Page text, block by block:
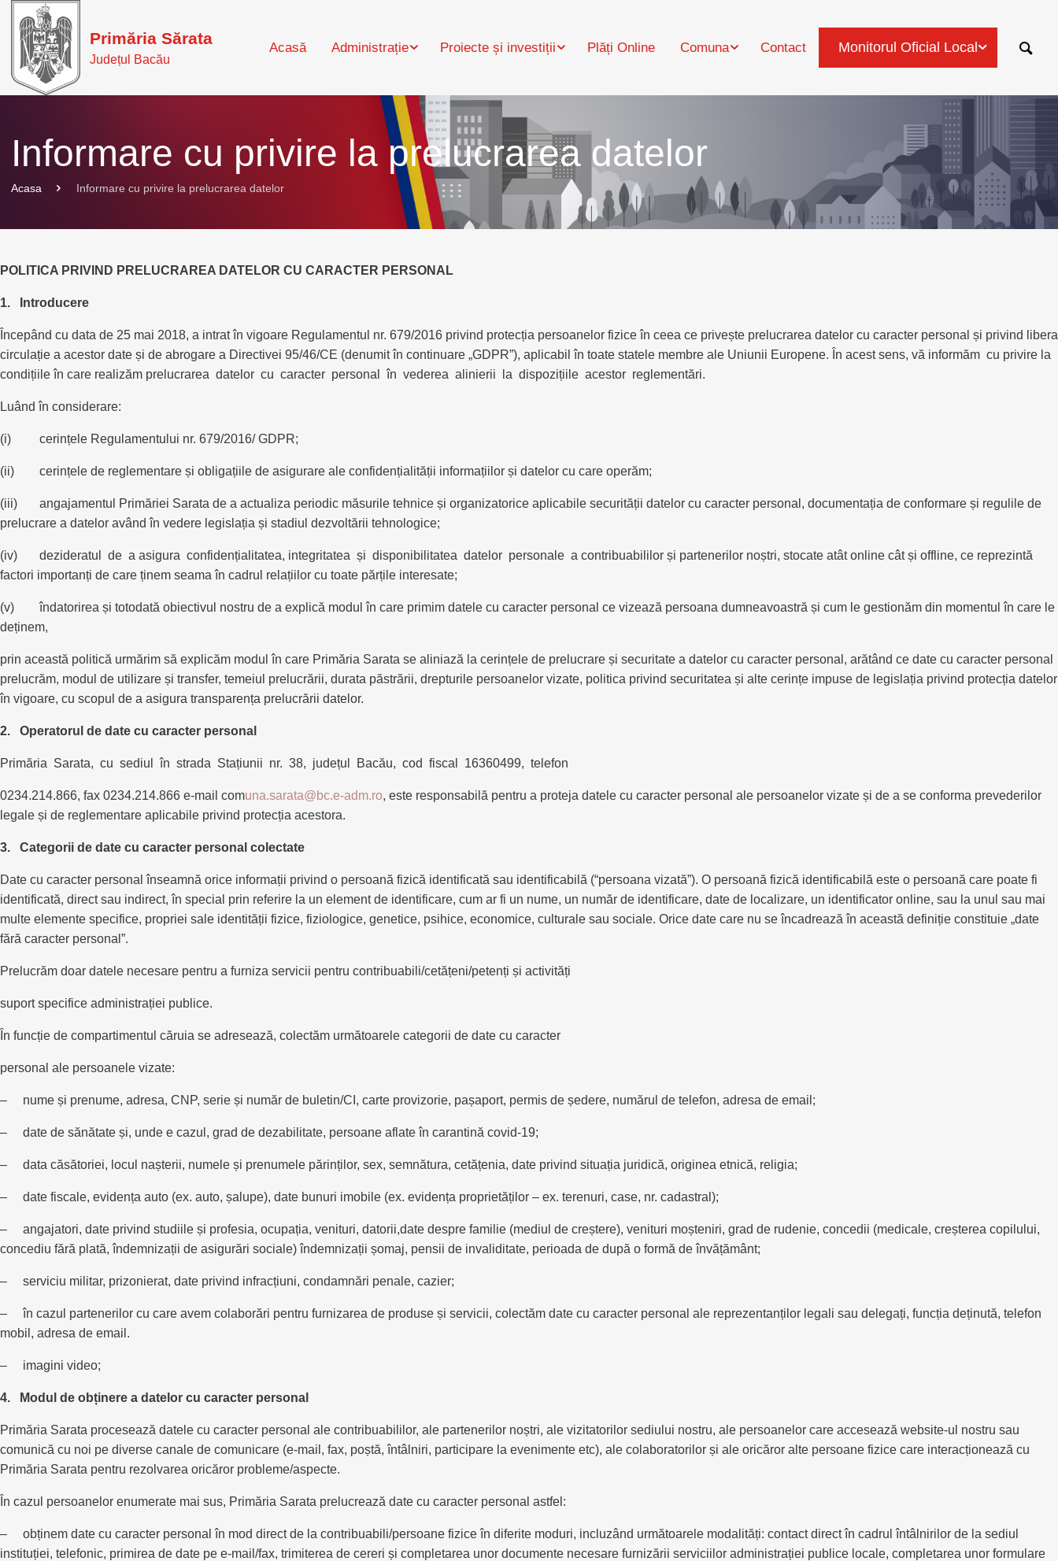
Primăria Sărata
Județul Bacău
Acasă Administrație Proiecte și investiții Plăți Online Comuna Contact Monitorul Oficial Local
Informare cu privire la prelucrarea datelor
Acasa Informare cu privire la prelucrarea datelor
POLITICA PRIVIND PRELUCRAREA DATELOR CU CARACTER PERSONAL
1. Introducere
Începând cu data de 25 mai 2018, a intrat în vigoare Regulamentul nr. 679/2016 privind protecția persoanelor fizice în ceea ce privește prelucrarea datelor cu caracter personal și privind libera
circulație a acestor date și de abrogare a Directivei 95/46/CE (denumit în continuare „GDPR”), aplicabil în toate statele membre ale Uniunii Europene. În acest sens, vă informăm cu privire la
condițiile în care realizăm prelucrarea datelor cu caracter personal în vederea alinierii la dispozițiile acestor reglementări.
Luând în considerare:
(i) cerințele Regulamentului nr. 679/2016/ GDPR;
(ii) cerințele de reglementare și obligațiile de asigurare ale confidențialității informațiilor și datelor cu care operăm;
(iii) angajamentul Primăriei Sarata de a actualiza periodic măsurile tehnice și organizatorice aplicabile securității datelor cu caracter personal, documentația de conformare și regulile de
prelucrare a datelor având în vedere legislația și stadiul dezvoltării tehnologice;
(iv) dezideratul de a asigura confidențialitatea, integritatea și disponibilitatea datelor personale a contribuabililor și partenerilor noștri, stocate atât online cât și offline, ce reprezintă
factori importanți de care ținem seama în cadrul relațiilor cu toate părțile interesate;
(v) îndatorirea și totodată obiectivul nostru de a explică modul în care primim datele cu caracter personal ce vizează persoana dumneavoastră și cum le gestionăm din momentul în care le
deținem,
prin această politică urmărim să explicăm modul în care Primăria Sarata se aliniază la cerințele de prelucrare și securitate a datelor cu caracter personal, arătând ce date cu caracter personal
prelucrăm, modul de utilizare și transfer, temeiul prelucrării, durata păstrării, drepturile persoanelor vizate, politica privind securitatea și alte cerințe impuse de legislația privind protecția datelor
în vigoare, cu scopul de a asigura transparența prelucrării datelor.
2. Operatorul de date cu caracter personal
Primăria Sarata, cu sediul în strada Stațiunii nr. 38, județul Bacău, cod fiscal 16360499, telefon
0234.214.866, fax 0234.214.866 e-mail comuna.sarata@bc.e-adm.ro, este responsabilă pentru a proteja datele cu caracter personal ale persoanelor vizate și de a se conforma prevederilor
legale și de reglementare aplicabile privind protecția acestora.
3. Categorii de date cu caracter personal colectate
Date cu caracter personal înseamnă orice informații privind o persoană fizică identificată sau identificabilă (“persoana vizată”). O persoană fizică identificabilă este o persoană care poate fi
identificată, direct sau indirect, în special prin referire la un element de identificare, cum ar fi un nume, un număr de identificare, date de localizare, un identificator online, sau la unul sau mai
multe elemente specifice, propriei sale identității fizice, fiziologice, genetice, psihice, economice, culturale sau sociale. Orice date care nu se încadrează în această definiție constituie „date
fără caracter personal”.
Prelucrăm doar datele necesare pentru a furniza servicii pentru contribuabili/cetățeni/petenți și activități
suport specifice administrației publice.
În funcție de compartimentul căruia se adresează, colectăm următoarele categorii de date cu caracter
personal ale persoanele vizate:
– nume și prenume, adresa, CNP, serie și număr de buletin/CI, carte provizorie, pașaport, permis de ședere, numărul de telefon, adresa de email;
– date de sănătate și, unde e cazul, grad de dezabilitate, persoane aflate în carantină covid-19;
– data căsătoriei, locul nașterii, numele și prenumele părinților, sex, semnătura, cetățenia, date privind situația juridică, originea etnică, religia;
– date fiscale, evidența auto (ex. auto, șalupe), date bunuri imobile (ex. evidența proprietăților – ex. terenuri, case, nr. cadastral);
– angajatori, date privind studiile și profesia, ocupația, venituri, datorii,date despre familie (mediul de creștere), venituri moșteniri, grad de rudenie, concedii (medicale, creșterea copilului,
concediu fără plată, îndemnizații de asigurări sociale) îndemnizații șomaj, pensii de invaliditate, perioada de după o formă de învățământ;
– serviciu militar, prizonierat, date privind infracțiuni, condamnări penale, cazier;
– în cazul partenerilor cu care avem colaborări pentru furnizarea de produse și servicii, colectăm date cu caracter personal ale reprezentanților legali sau delegați, funcția deținută, telefon
mobil, adresa de email.
– imagini video;
4. Modul de obținere a datelor cu caracter personal
Primăria Sarata procesează datele cu caracter personal ale contribuabililor, ale partenerilor noștri, ale vizitatorilor sediului nostru, ale persoanelor care accesează website-ul nostru sau
comunică cu noi pe diverse canale de comunicare (e-mail, fax, poștă, întâlniri, participare la evenimente etc), ale colaboratorilor și ale oricăror alte persoane fizice care interacționează cu
Primăria Sarata pentru rezolvarea oricăror probleme/aspecte.
În cazul persoanelor enumerate mai sus, Primăria Sarata prelucrează date cu caracter personal astfel:
– obținem date cu caracter personal în mod direct de la contribuabili/persoane fizice în diferite moduri, incluzând următoarele modalități: contact direct în cadrul întâlnirilor de la sediul
instituției, telefonic, primirea de date pe e-mail/fax, trimiterea de cereri și completarea unor documente necesare furnizării serviciilor administrației publice locale, completarea unor formulare